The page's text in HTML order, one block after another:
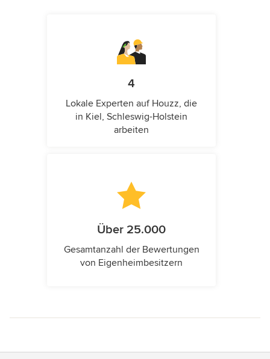
4
Lokale Experten auf Houzz, die
in Kiel, Schleswig-Holstein
arbeiten
Über 25.000
Gesamtanzahl der Bewertungen
von Eigenheimbesitzern